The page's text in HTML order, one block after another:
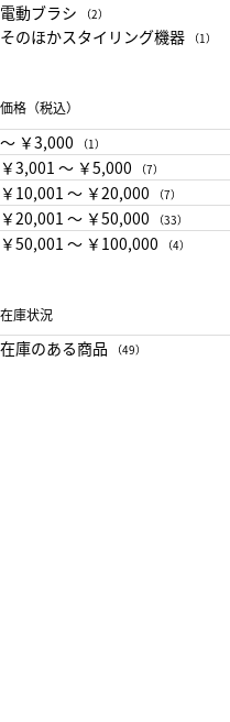
電動ブラシ （2）
そのほかスタイリング機器 （1）
価格（税込）
〜 ￥3,000 （1）
￥3,001 〜 ￥5,000 （7）
￥10,001 〜 ￥20,000 （7）
￥20,001 〜 ￥50,000 （33）
￥50,001 〜 ￥100,000 （4）
在庫状況
在庫のある商品 （49）